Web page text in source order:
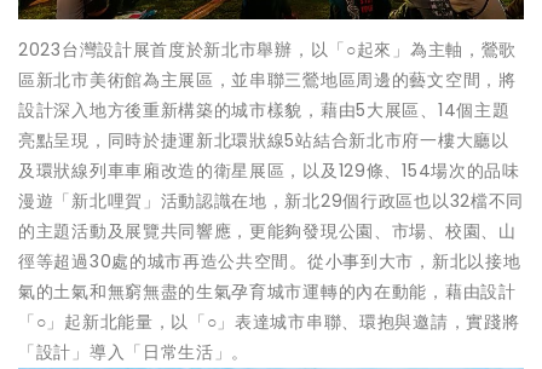
2023台灣設計展首度於新北市舉辦，以「○起來」為主軸，鶯歌
區新北市美術館為主展區，並串聯三鶯地區周邊的藝文空間，將
設計深入地方後重新構築的城市樣貌，藉由5大展區、14個主題
亮點呈現，同時於捷運新北環狀線5站結合新北市府一樓大廳以
及環狀線列車車廂改造的衛星展區，以及129條、154場次的品味
漫遊「新北哩賀」活動認識在地，新北29個行政區也以32檔不同
的主題活動及展覽共同響應，更能夠發現公園、市場、校園、山
徑等超過30處的城市再造公共空間。從小事到大市，新北以接地
氣的土氣和無窮無盡的生氣孕育城市運轉的內在動能，藉由設計
「○」起新北能量，以「○」表達城市串聯、環抱與邀請，實踐將
「設計」導入「日常生活」。